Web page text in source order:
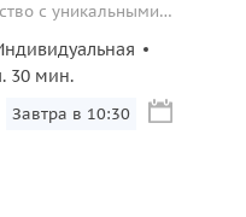
с уникальными
собора и дом-
30 мин.
Завтра в 10:30